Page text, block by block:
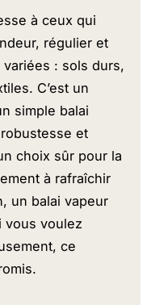
à ceux qui
régulier et
: sols durs,
C’est un
simple balai
et
choix sûr pour la
à rafraîchir
un balai vapeur
vous voulez
ce